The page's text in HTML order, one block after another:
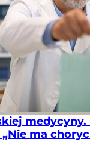
medycyny.
ma